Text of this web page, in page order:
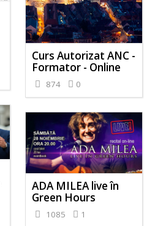
Curs Autorizat ANC -
Formator - Online
874 0
ADA MILEA live în
Green Hours
1085 1